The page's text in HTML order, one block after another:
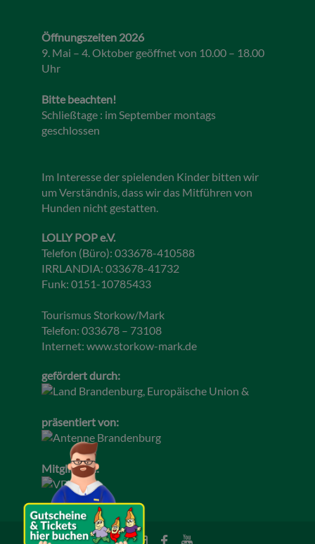
Öffnungszeiten 2026
9. Mai – 4. Oktober geöffnet von 10.00 – 18.00
Uhr
Bitte beachten!
Schließtage : im September montags
geschlossen
Im Interesse der spielenden Kinder bitten wir
um Verständnis, dass wir das Mitführen von
Hunden nicht gestatten.
LOLLY POP e.V.
Telefon (Büro): 033678-410588
IRRLANDIA: 033678-41732
Funk: 0151-10785433
Tourismus Storkow/Mark
Telefon: 033678 – 73108
Internet: www.storkow-mark.de
gefördert durch:
präsentiert von:
Mitglied im: